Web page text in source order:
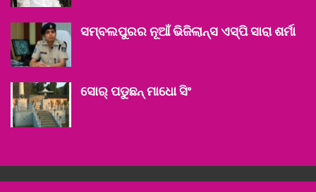
ସମ୍ବଲପୁରର ନୂଆଁ ଭିଜିଲାନ୍ସ ଏସ୍‌ପି ସାରା ଶର୍ମା
ସୋର୍ ପଡୁଛନ୍ ମାଧୋ ସିଂ